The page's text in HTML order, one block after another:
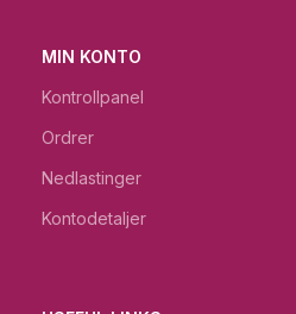
MIN KONTO
Kontrollpanel
Ordrer
Nedlastinger
Kontodetaljer